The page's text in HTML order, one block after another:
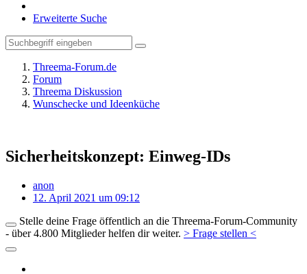
Erweiterte Suche
Threema-Forum.de
Forum
Threema Diskussion
Wunschecke und Ideenküche
Sicherheitskonzept: Einweg-IDs
anon
12. April 2021 um 09:12
Stelle deine Frage öffentlich an die Threema-Forum-Community
- über 4.800 Mitglieder helfen dir weiter. > Frage stellen <